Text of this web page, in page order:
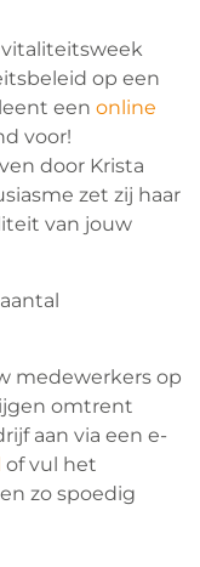
op een
een online
voor!
door Krista
zet zij haar
van jouw
medewerkers op
omtrent
aan via een e-
of vul het
zo spoedig